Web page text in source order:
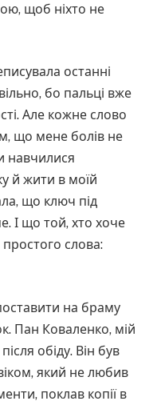
щоб ніхто не
останні
бо пальці вже
Але кожне слово
що мене болів не
навчилися
й жити в моїй
що ключ під
І що той, хто хоче
слова:
на браму
Пан Коваленко, мій
обіду. Він був
який не любив
поклав копії в